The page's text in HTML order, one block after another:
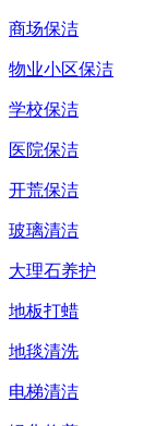
商场保洁
物业小区保洁
学校保洁
医院保洁
开荒保洁
玻璃清洁
大理石养护
地板打蜡
地毯清洗
电梯清洁